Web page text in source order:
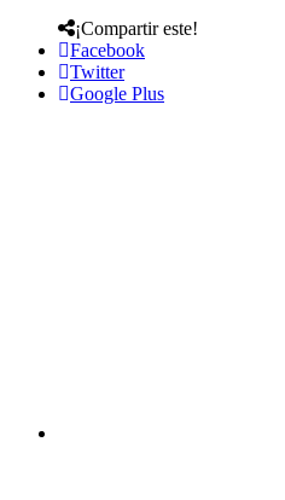
¡Compartir este!
Facebook
Twitter
Google Plus